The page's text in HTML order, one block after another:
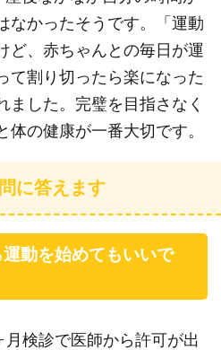
なかったそうです。「運動
ど、赤ちゃんとの毎日が運
て割り切ったら楽になった
ました。完璧を目指さなく
の健康が一番大切です。
に答えます
動を始めてもいいで
検診で医師から許可が出